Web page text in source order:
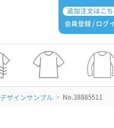
追加注文はこち
会員登録 / ログ
デザインサンプル > No.38885511